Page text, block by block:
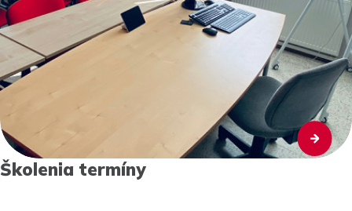
Školenia termíny